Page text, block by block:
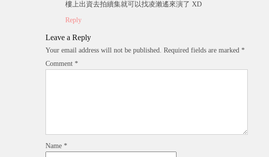
樓上出資去拍續集就可以找凌瀨遙來演了 XD
Reply
Leave a Reply
Your email address will not be published. Required fields are marked *
Comment *
Name *